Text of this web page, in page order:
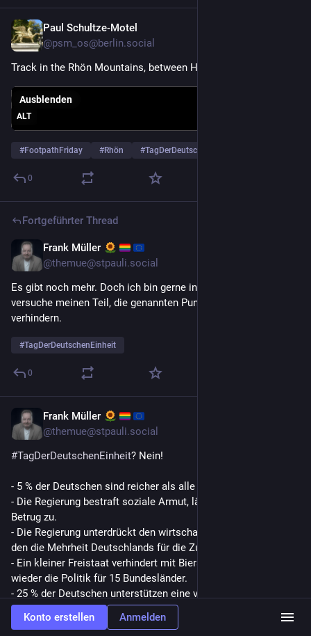
Paul Schultze-Motel
@psm_os@berlin.social
Track in the Rhön Mountains, between Hesse and Thuringia
ALT
Ausblenden
#FootpathFriday #Rhön #TagDerDeutschenEinheit
0
Fortgeführter Thread
Frank Müller
@themue@stpauli.social
Es gibt noch mehr. Doch ich bin gerne in Deutschland und
versuche meinen Teil, die genannten Punkte und weitere zu
verhindern.
#TagDerDeutschenEinheit
0
Frank Müller
@themue@stpauli.social
#TagDerDeutschenEinheit? Nein!
- 5 % der Deutschen sind reicher als alle 95 % gemeinsam.
- Die Regierung bestraft soziale Armut, lässt aber Millionen-
Betrug zu.
- Die Regierung unterdrückt den wirtschaftlichen  Fortschritt,
den die Mehrheit Deutschlands für die Zukunft benötigt.
- Ein kleiner Freistaat verhindert mit Bierstuben-Politik immer
wieder die Politik für 15 Bundesländer.
- 25 % der Deutschen unterstützen eine verfassungsfeindliche
Partei, welche 75 % der Deutschen unterdrücken will.
Konto erstellen Anmelden